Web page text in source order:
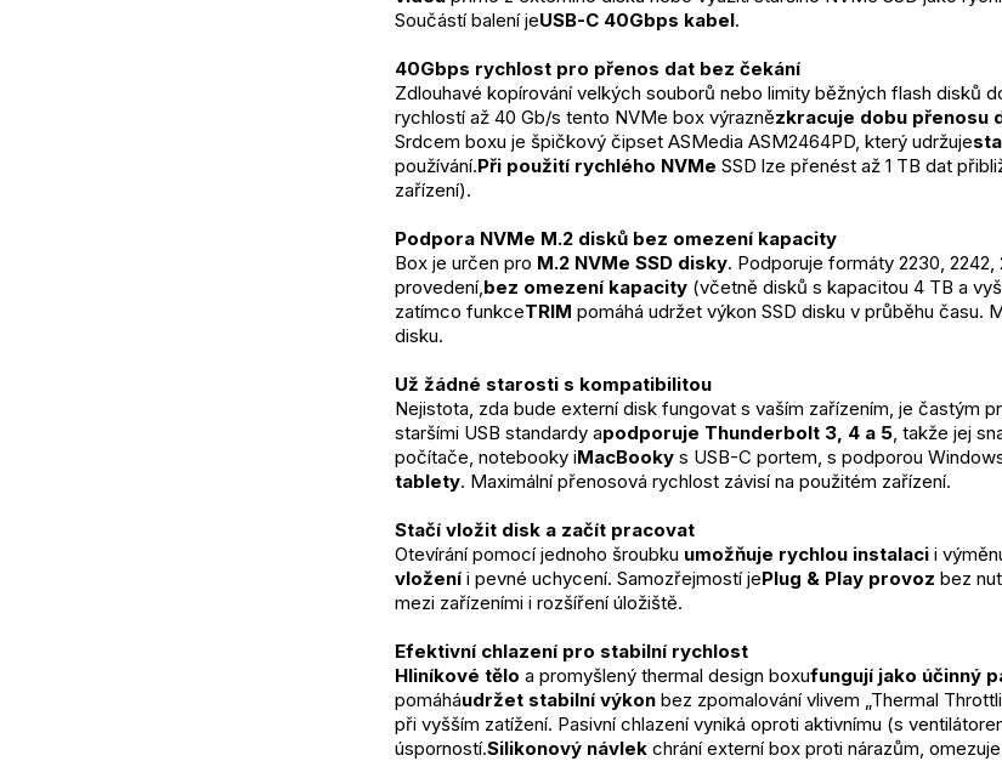
Součástí balení jeUSB-C 40Gbps kabel.
40Gbps rychlost pro přenos dat bez čekání
Zdlouhavé kopírování velkých souborů nebo limity běžných flash disků
rychlostí až 40 Gb/s tento NVMe box výraznězkracuje dobu přenosu
Srdcem boxu je špičkový čipset ASMedia ASM2464PD, který udržuje
používání.Při použití rychlého NVMe SSD lze přenést až 1 TB dat
zařízení).
Podpora NVMe M.2 disků bez omezení kapacity
Box je určen pro M.2 NVMe SSD disky. Podporuje formáty 2230,
provedení, bez omezení kapacity (včetně disků s kapacitou 4 TB a
zatímco funkceTRIM pomáhá udržet výkon SSD disku v průběhu času.
disku.
Už žádné starosti s kompatibilitou
Nejistota, zda bude externí disk fungovat s vaším zařízením, je častým
staršími USB standardy apodporuje Thunderbolt 3, 4 a 5 , takže jej
počítače, notebooky iMacBooky s USB-C portem, s podporou
tablety. Maximální přenosová rychlost závisí na použitém zařízení.
Stačí vložit disk a začít pracovat
Otevírání pomocí jednoho šroubku umožňuje rychlou instalaci i
vložení i pevné uchycení. Samozřejmostí jePlug & Play provoz bez
mezi zařízeními i rozšíření úložiště.
Efektivní chlazení pro stabilní rychlost
Hliníkové tělo a promyšlený thermal design boxufungují jako účinný
pomáháudržet stabilní výkon bez zpomalování vlivem „Thermal
při vyšším zatížení. Pasivní chlazení vyniká oproti aktivnímu (s
úsporností.Silikonový návlek chrání externí box proti nárazům,